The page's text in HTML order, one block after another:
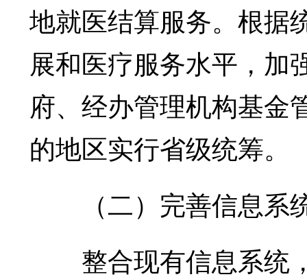
地就医结算服务。根据
展和医疗服务水平，加
府、经办管理机构基金
的地区实行省级统筹。
（二）完善信息系
整合现有信息系统